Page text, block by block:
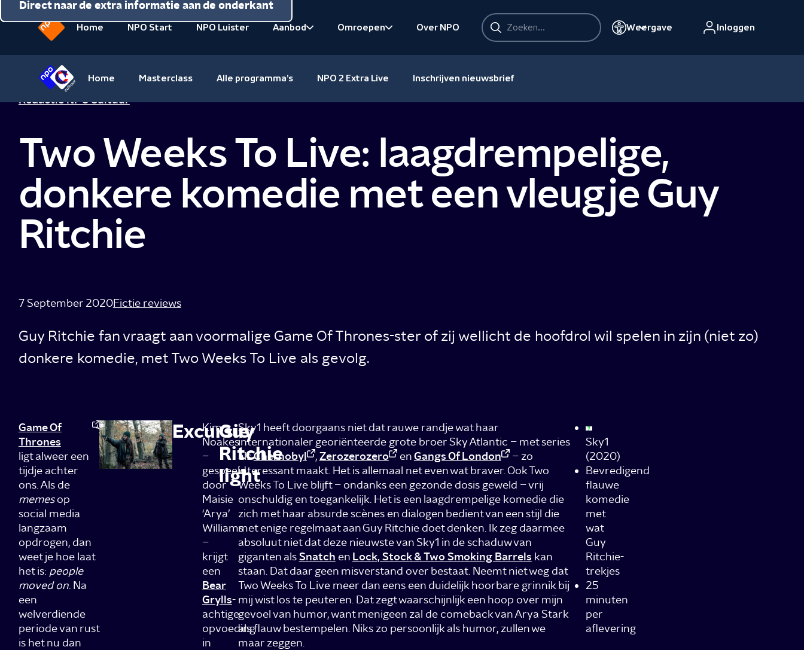
Direct naar de inhoud
Direct naar de hoofdnavigatie
Direct naar de extra informatie aan de onderkant
beginpagina
van
Home NPO Start NPO Luister
Aanbod
Omroepen
Over NPO
Zoeken
Zoeken
Weergave Inloggen
van
NPO
Cultuur
Home Masterclass Alle programma's NPO 2 Extra Live Inschrijven nieuwsbrief
Redactie NPO Cultuur
Two Weeks To Live: laagdrempelige,
donkere komedie met een vleugje Guy
Ritchie
7 September 2020Fictie reviews
Guy Ritchie fan vraagt aan voormalige Game Of Thrones-ster of zij wellicht de hoofdrol wil spelen in zijn (niet zo)
donkere komedie, met Two Weeks To Live als gevolg.
Game Of
Thrones
ligt alweer een
tijdje achter
ons. Als de
memesop
social media
langzaam
opdrogen, dan
weet je hoe laat
het is: people
moved on. Na
een
welverdiende
periode van rust
is het nu dan
Excursie
Kim
Noakes
–
gespeeld
door
Maisie
‘Arya’
Williams
–
krijgt
een
Bear
Grylls-
achtige
opvoeding
in
Guy
Ritchie
light
Sky1 heeft doorgaans niet dat rauwe randje wat haar
internationaler georiënteerde grote broer Sky Atlantic – met series
alsChernobyl ,Zerozerozero enGangs Of London
– zo
interessant maakt. Het is allemaal net even wat braver. Ook Two
Weeks To Live blijft – ondanks een gezonde dosis geweld – vrij
onschuldig en toegankelijk. Het is een laagdrempelige komedie die
zich met haar absurde scènes en dialogen bedient van een stijl die
met enige regelmaat aan Guy Ritchie doet denken. Ik zeg daarmee
absoluut niet dat deze nieuwste van Sky1 in de schaduw van
giganten alsSnatch en Lock, Stock & Two Smoking Barrels kan
staan. Dat daar geen misverstand over bestaat. Neemt niet weg dat
Two Weeks To Live meer dan eens een duidelijk hoorbare grinnik bij
mij wist los te peuteren. Dat zegt waarschijnlijk een hoop over mijn
gevoel van humor, want menigeen zal de comeback van Arya Stark
als flauw bestempelen. Niks zo persoonlijk als humor, zullen we
maar zeggen.
Sky1
(2020)
Bevredigend
flauwe
komedie
met
wat
Guy
Ritchie-
trekjes
25
minuten
per
aflevering